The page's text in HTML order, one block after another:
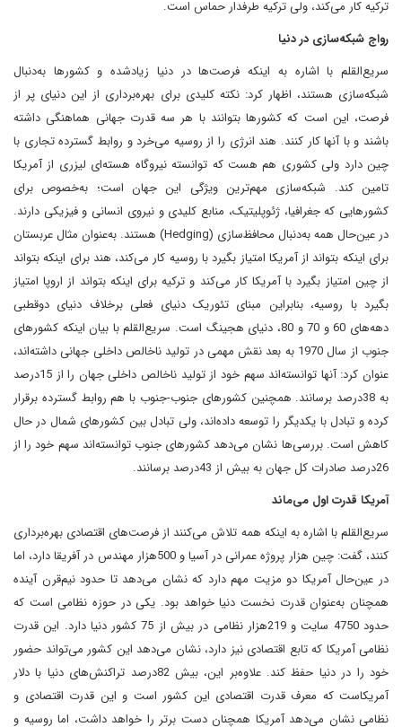
ترکیه کار می‌کند، ولی ترکیه طرفدار حماس است.
رواج شبکه‌سازی در دنیا
سریع‌القلم با اشاره به اینکه فرصت‌ها در دنیا زیادشده و کشورها به‌دنبال
شبکه‌سازی هستند، اظهار کرد: نکته کلیدی برای بهره‌برداری از این دنیای پر از
فرصت، این است که کشورها بتوانند با هر سه قدرت جهانی هماهنگی داشته
باشند و با آنها کار کنند. هند انرژی را از روسیه می‌خرد و روابط گسترده تجاری با
چین دارد ولی کشوری هم هست که توانسته نیروگاه هسته‌ای لیزری از آمریکا
تامین کند. شبکه‌سازی مهم‌ترین ویژگی این جهان است؛ به‌خصوص برای
کشورهایی که جغرافیا، ژئوپلیتیک، منابع کلیدی و نیروی انسانی و فیزیکی دارند.
در عین‌حال همه به‌دنبال محافظ‌سازی (Hedging) هستند. به‌عنوان مثال عربستان
برای اینکه بتواند از آمریکا امتیاز بگیرد با روسیه کار می‌کند، هند برای اینکه بتواند
از چین امتیاز بگیرد با آمریکا کار می‌کند و ترکیه برای اینکه بتواند از اروپا امتیاز
بگیرد با روسیه، بنابراین مبنای تئوریک دنیای فعلی برخلاف دنیای دوقطبی
دهه‌های 60 و 70 و 80، دنیای هجینگ است. سریع‌القلم با بیان اینکه کشورهای
جنوب از سال‌ 1970 به بعد نقش مهمی در تولید ناخالص داخلی جهانی داشته‌اند،
عنوان کرد: آنها توانسته‌اند سهم خود از تولید ناخالص داخلی جهان را از 15‌درصد
به 38‌درصد برسانند. همچنین کشورهای جنوب‌-جنوب با هم روابط گسترده برقرار
کرده‌ و تبادل با یکدیگر را توسعه داده‌اند، ولی تبادل بین کشورهای شمال در حال
کاهش است. بررسی‌ها نشان می‌دهد کشورهای جنوب توانسته‌اند سهم خود را از
26‌درصد صادرات کل جهان به بیش از 43‌درصد برسانند.
آمریکا قدرت اول می‌ماند
سریع‌القلم با اشاره به اینکه همه تلاش می‌کنند از فرصت‌های اقتصادی بهره‌برداری
کنند، گفت: چین هزار پروژه عمرانی در آسیا و 500‌هزار مهندس در آفریقا دارد، اما
در عین‌حال آمریکا دو مزیت مهم دارد که نشان می‌دهد تا حدود نیم‌قرن آینده
همچنان به‌عنوان قدرت نخست دنیا خواهد بود. یکی در حوزه نظامی است که
حدود 4750 سایت و 219‌هزار نظامی در بیش از 75 کشور دنیا دارد. این قدرت
نظامی آمریکا که تابع اقتصادی نیز دارد، نشان می‌دهد این کشور می‌تواند حضور
خود را در دنیا حفظ کند. علاوه‌بر این، بیش 82‌درصد تراکنش‌های دنیا با دلار
آمریکاست که معرف قدرت اقتصادی این کشور است و این قدرت اقتصادی و
نظامی نشان می‌دهد آمریکا همچنان دست برتر را خواهد داشت، اما روسیه و